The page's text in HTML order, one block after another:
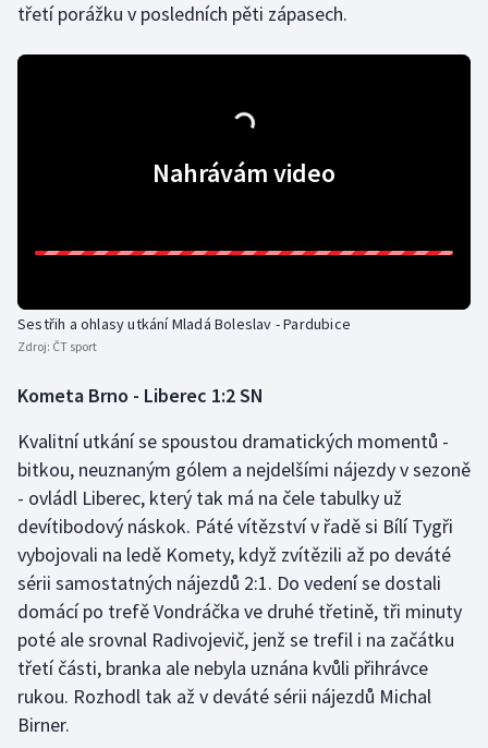
Short track
Volejbal
třetí porážku v posledních pěti zápasech.
Nahrávám video
Sestřih a ohlasy utkání Mladá Boleslav - Pardubice
Zdroj: ČT sport
Kometa Brno - Liberec 1:2 SN
Kvalitní utkání se spoustou dramatických momentů -
bitkou, neuznaným gólem a nejdelšími nájezdy v sezoně
- ovládl Liberec, který tak má na čele tabulky už
devítibodový náskok. Páté vítězství v řadě si Bílí Tygři
vybojovali na ledě Komety, když zvítězili až po deváté
sérii samostatných nájezdů 2:1. Do vedení se dostali
domácí po trefě Vondráčka ve druhé třetině, tři minuty
poté ale srovnal Radivojevič, jenž se trefil i na začátku
třetí části, branka ale nebyla uznána kvůli přihrávce
rukou. Rozhodl tak až v deváté sérii nájezdů Michal
Birner.